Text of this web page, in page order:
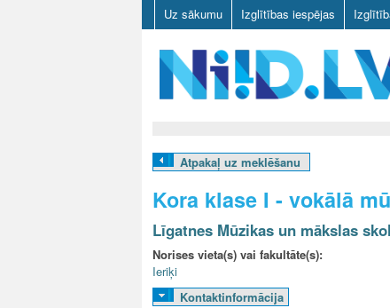
Uz sākumu Izglītības iespējas
D
L
Atpakaļ uz meklēšanu
Kora klase I - vokālā
Līgatnes Mūzikas un mākslas
Norises vieta(s) vai fakultāte(s):
Ieriķi
Kontaktinformācija